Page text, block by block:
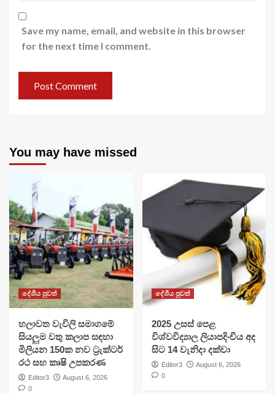
Save my name, email, and website in this browser
for the next time I comment.
You may have missed
දේශීය පුවත්
හලාවත වැවිලි සමාගමේ
සියලුම වතු කලාප සඳහා
මිලියන 150ක නව ට්‍රැක්ටර්
රථ සහ කෘෂි උපකරණ
Editor3
August 6, 2026
0
දේශීය පුවත්
​2025 උසස් පෙළ
විශ්වවිද්‍යාල ලියාපදිංචිය අද
සිට 14 වැනිදා දක්වා
Editor3
August 6, 2026
0